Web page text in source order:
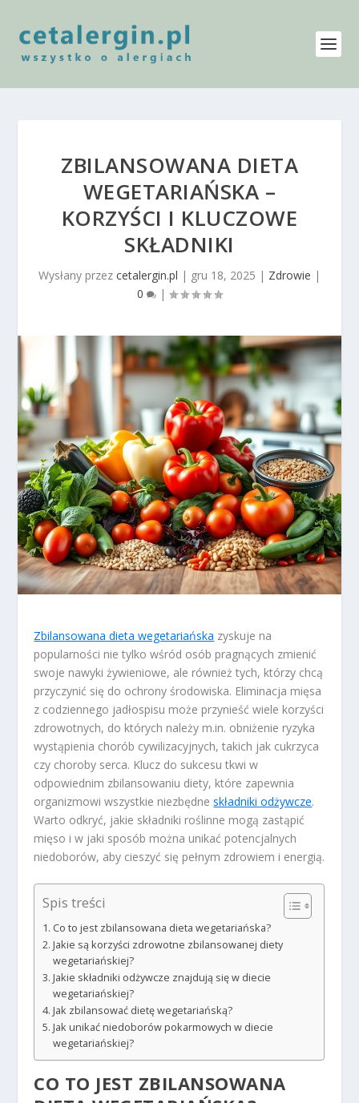
ZBILANSOWANA DIETA
WEGETARIAŃSKA –
KORZYŚCI I KLUCZOWE
SKŁADNIKI
Wysłany przez cetalergin.pl | gru 18, 2025 | Zdrowie |
0
|
Zbilansowana dieta wegetariańska zyskuje na
popularności nie tylko wśród osób pragnących zmienić
swoje nawyki żywieniowe, ale również tych, którzy chcą
przyczynić się do ochrony środowiska. Eliminacja mięsa
z codziennego jadłospisu może przynieść wiele korzyści
zdrowotnych, do których należy m.in. obniżenie ryzyka
wystąpienia chorób cywilizacyjnych, takich jak cukrzyca
czy choroby serca. Klucz do sukcesu tkwi w
odpowiednim zbilansowaniu diety, które zapewnia
organizmowi wszystkie niezbędneskładniki odżywcze.
Warto odkryć, jakie składniki roślinne mogą zastąpić
mięso i w jaki sposób można unikać potencjalnych
niedoborów, aby cieszyć się pełnym zdrowiem i energią.
Spis treści
Co to jest zbilansowana dieta wegetariańska?
Jakie są korzyści zdrowotne zbilansowanej diety
wegetariańskiej?
Jakie składniki odżywcze znajdują się w diecie
wegetariańskiej?
Jak zbilansować dietę wegetariańską?
Jak unikać niedoborów pokarmowych w diecie
wegetariańskiej?
CO TO JEST ZBILANSOWANA